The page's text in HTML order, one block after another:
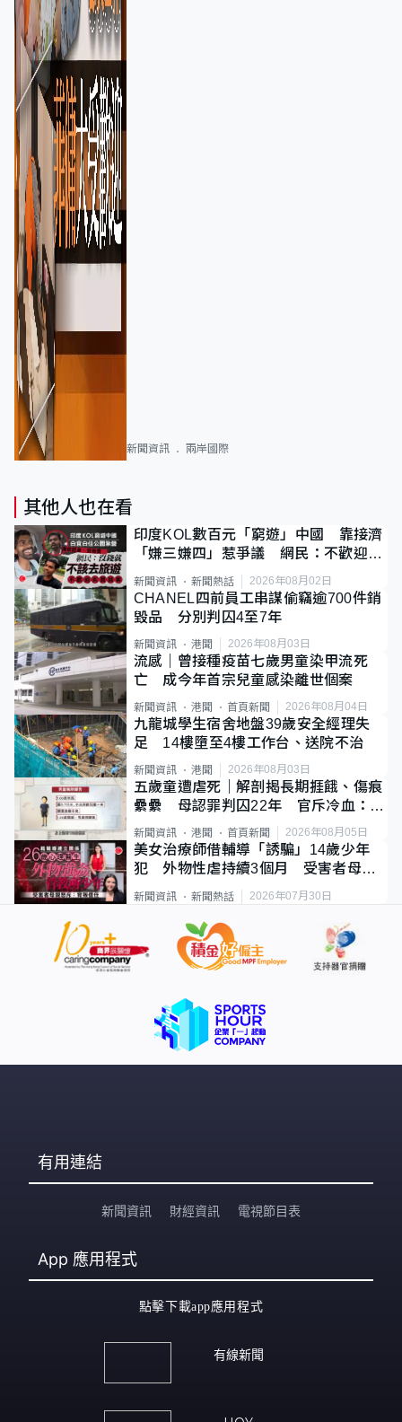
新聞資訊 兩岸國際
其他人也在看
印度KOL數百元「窮遊」中國 靠接濟
「嫌三嫌四」惹爭議 網民：不歡迎劣
質旅客
新聞資訊 新聞熱話 2026年08月02日
CHANEL四前員工串謀偷竊逾700件銷
毀品 分別判囚4至7年
新聞資訊 港聞 2026年08月03日
流感｜曾接種疫苗七歲男童染甲流死
亡 成今年首宗兒童感染離世個案
新聞資訊 港聞 首頁新聞 2026年08月04日
九龍城學生宿舍地盤39歲安全經理失
足 14樓墮至4樓工作台、送院不治
新聞資訊 港聞 2026年08月03日
五歲童遭虐死｜解剖揭長期捱餓、傷痕
纍纍 母認罪判囚22年 官斥冷血：同
類案最惡劣
新聞資訊 港聞 首頁新聞 2026年08月05日
美女治療師借輔導「誘騙」14歲少年
犯 外物性虐持續3個月 受害者母：
要保護其他人
新聞資訊 新聞熱話 2026年07月30日
有用連結
新聞資訊 財經資訊 電視節目表
App 應用程式
點擊下載app應用程式
有線新聞